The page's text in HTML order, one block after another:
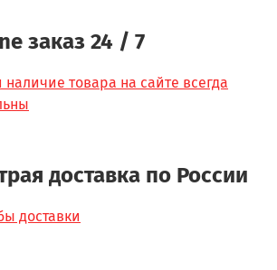
заказ 24 / 7
наличие товара на сайте всегда
доставка по России
доставки